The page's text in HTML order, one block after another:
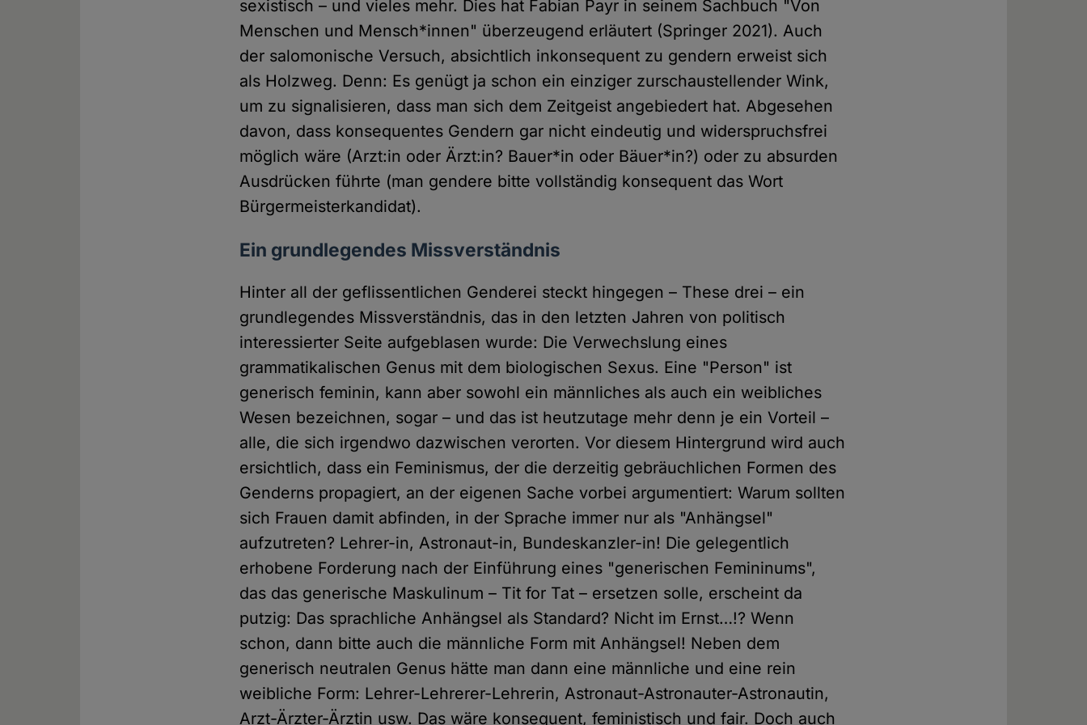
sexistisch – und vieles mehr. Dies hat Fabian Payr in seinem Sachbuch "Von
Menschen und Mensch*innen" überzeugend erläutert (Springer 2021). Auch
der salomonische Versuch, absichtlich inkonsequent zu gendern erweist sich
als Holzweg. Denn: Es genügt ja schon ein einziger zurschaustellender Wink,
um zu signalisieren, dass man sich dem Zeitgeist angebiedert hat. Abgesehen
davon, dass konsequentes Gendern gar nicht eindeutig und widerspruchsfrei
möglich wäre (Arzt:in oder Ärzt:in? Bauer*in oder Bäuer*in?) oder zu absurden
Ausdrücken führte (man gendere bitte vollständig konsequent das Wort
Bürgermeisterkandidat).
Ein grundlegendes Missverständnis
Hinter all der geflissentlichen Genderei steckt hingegen – These drei – ein
grundlegendes Missverständnis, das in den letzten Jahren von politisch
interessierter Seite aufgeblasen wurde: Die Verwechslung eines
grammatikalischen Genus mit dem biologischen Sexus. Eine "Person" ist
generisch feminin, kann aber sowohl ein männliches als auch ein weibliches
Wesen bezeichnen, sogar – und das ist heutzutage mehr denn je ein Vorteil –
alle, die sich irgendwo dazwischen verorten. Vor diesem Hintergrund wird auch
ersichtlich, dass ein Feminismus, der die derzeitig gebräuchlichen Formen des
Genderns propagiert, an der eigenen Sache vorbei argumentiert: Warum sollten
sich Frauen damit abfinden, in der Sprache immer nur als "Anhängsel"
aufzutreten? Lehrer-in, Astronaut-in, Bundeskanzler-in! Die gelegentlich
erhobene Forderung nach der Einführung eines "generischen Femininums",
das das generische Maskulinum – Tit for Tat – ersetzen solle, erscheint da
putzig: Das sprachliche Anhängsel als Standard? Nicht im Ernst…!? Wenn
schon, dann bitte auch die männliche Form mit Anhängsel! Neben dem
generisch neutralen Genus hätte man dann eine männliche und eine rein
weibliche Form: Lehrer-Lehrerer-Lehrerin, Astronaut-Astronauter-Astronautin,
Arzt-Ärzter-Ärztin usw. Das wäre konsequent, feministisch und fair. Doch auch